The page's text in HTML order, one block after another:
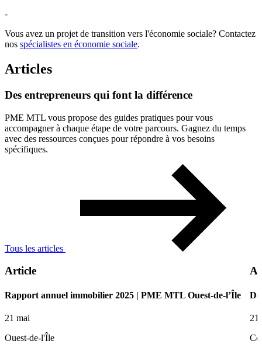
-
Vous avez un projet de transition vers l'économie sociale? Contactez
nos spécialistes en économie sociale.
Articles
Des entrepreneurs qui font la différence
PME MTL vous propose des guides pratiques pour vous
accompagner à chaque étape de votre parcours. Gagnez du temps
avec des ressources conçues pour répondre à vos besoins
spécifiques.
Tous les articles
Article
Rapport annuel immobilier 2025 | PME MTL Ouest-de-l’Île
21 mai
Ouest-de-l'Île
21